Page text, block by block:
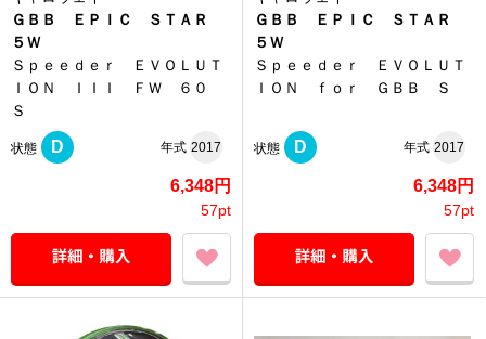
ＧＢＢ ＥＰＩＣ ＳＴＡＲ
５Ｗ
Ｓｐｅｅｄｅｒ ＥＶＯＬＵＴ
ＩＯＮ ＩＩＩ ＦＷ ６０
Ｓ
状態 D 年式 2017
6,348円
57pt
ＧＢＢ ＥＰＩＣ ＳＴＡＲ
５Ｗ
Ｓｐｅｅｄｅｒ ＥＶＯＬＵＴ
ＩＯＮ ｆｏｒ ＧＢＢ Ｓ
状態 D 年式 2017
6,348円
57pt